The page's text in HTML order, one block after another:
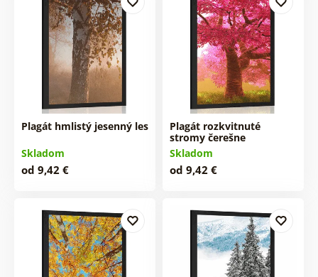
Plagát hmlistý jesenný les
Skladom
od 9,42 €
Plagát rozkvitnuté
stromy čerešne
Skladom
od 9,42 €